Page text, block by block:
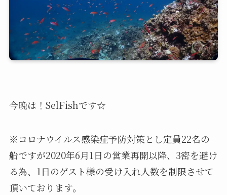
今晩は！SelFishです☆
※コロナウイルス感染症予防対策とし定員22名の
船ですが2020年6月1日の営業再開以降、3密を避け
る為、1日のゲスト様の受け入れ人数を制限させて
頂いております。